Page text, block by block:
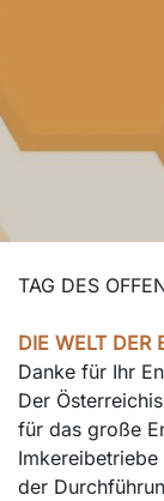
TAG DES
DIE WELT DER
Danke für Ihr
Der
für das große
der